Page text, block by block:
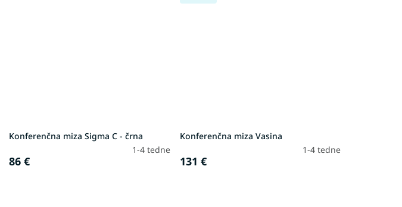
Konferenčna miza Sigma C - črna
1-4 tedne
86 €
Konferenčna miza Vasina
1-4 tedne
131 €